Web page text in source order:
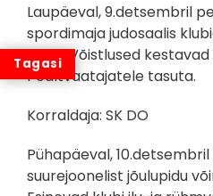
Laupäeval, 9.detsembril
spordimaja judosaalis
judos. Võistlused kestavad
Pealtvaatajatele tasuta.
Korraldaja: SK DO
Pühapäeval,
suurejoonelist jõulupidu